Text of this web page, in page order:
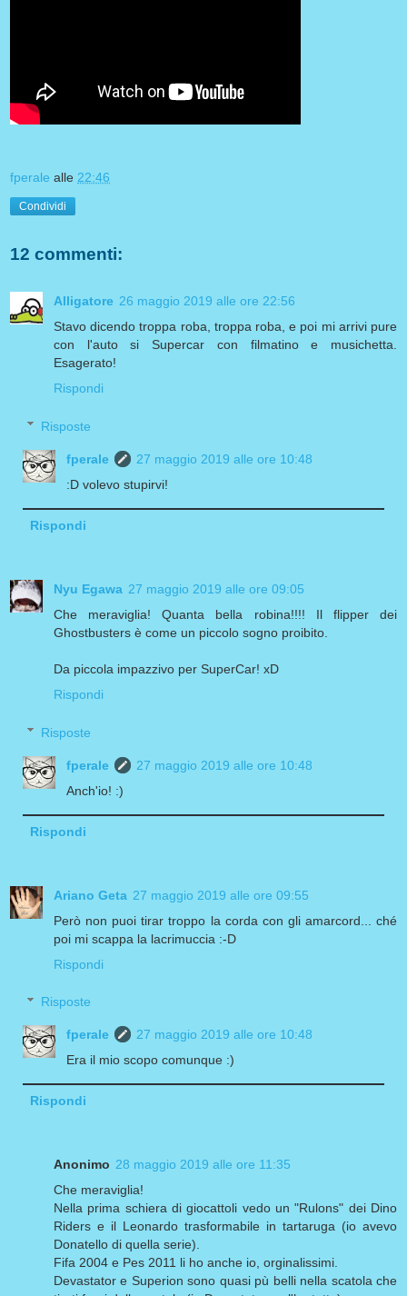
fperale alle 22:46
Condividi
12 commenti:
Alligatore 26 maggio 2019 alle ore 22:56
Stavo dicendo troppa roba, troppa roba, e poi mi arrivi pure
con l'auto si Supercar con filmatino e musichetta.
Esagerato!
Rispondi
Risposte
fperale
27 maggio 2019 alle ore 10:48
:D volevo stupirvi!
Rispondi
Nyu Egawa 27 maggio 2019 alle ore 09:05
Che meraviglia! Quanta bella robina!!!! Il flipper dei
Ghostbusters è come un piccolo sogno proibito.
Da piccola impazzivo per SuperCar! xD
Rispondi
Risposte
fperale
27 maggio 2019 alle ore 10:48
Anch'io! :)
Rispondi
Ariano Geta 27 maggio 2019 alle ore 09:55
Però non puoi tirar troppo la corda con gli amarcord... ché
poi mi scappa la lacrimuccia :-D
Rispondi
Risposte
fperale
27 maggio 2019 alle ore 10:48
Era il mio scopo comunque :)
Rispondi
Anonimo 28 maggio 2019 alle ore 11:35
Che meraviglia!
Nella prima schiera di giocattoli vedo un "Rulons" dei Dino
Riders e il Leonardo trasformabile in tartaruga (io avevo
Donatello di quella serie).
Fifa 2004 e Pes 2011 li ho anche io, orginalissimi.
Devastator e Superion sono quasi pù belli nella scatola che